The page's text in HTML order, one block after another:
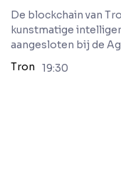
De blockchain van
kunstmatige
aangesloten bij de
Tron
19:30